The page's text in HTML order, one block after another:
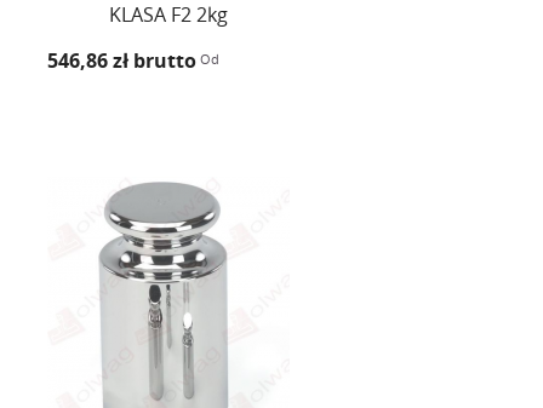
KLASA F2 2kg
546,86 zł brutto Od